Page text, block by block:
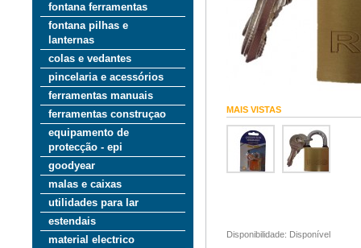
fontana ferramentas
fontana pilhas e
lanternas
colas e vedantes
pincelaria e acessórios
ferramentas manuais
ferramentas construçao
equipamento de
protecção - epi
goodyear
malas e caixas
utilidades para lar
estendais
material electrico
MAIS VISTAS
Disponibilidade: Disponível